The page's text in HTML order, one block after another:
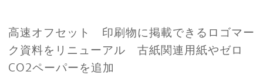
高速オフセット 印刷物に掲載できるロゴマー
ク資料をリニューアル 古紙関連用紙やゼロ
CO2ペーパーを追加